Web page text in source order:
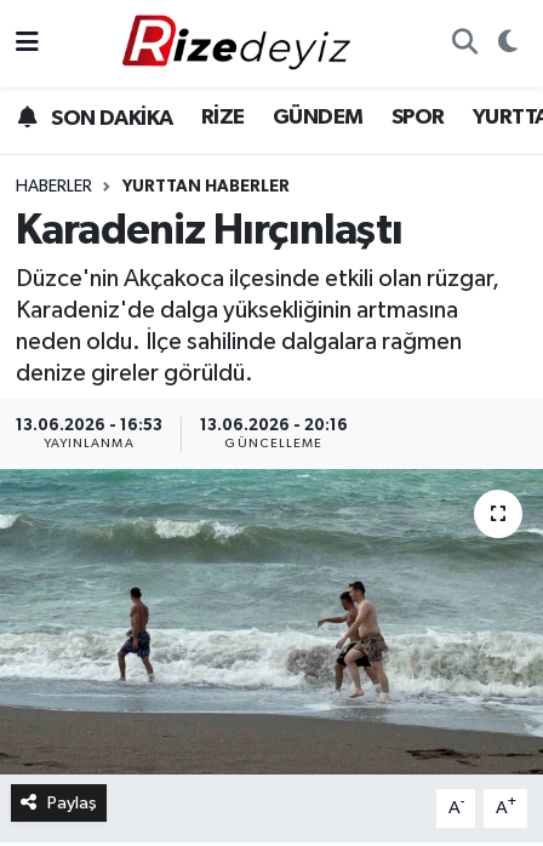
SON DAKİKA RİZE GÜNDEM SPOR
HABERLER YURTTAN HABERLER
Karadeniz Hırçınlaştı
Düzce'nin Akçakoca ilçesinde etkili olan rüzgar,
Karadeniz'de dalga yüksekliğinin artmasına
neden oldu. İlçe sahilinde dalgalara rağmen
denize gireler görüldü.
13.06.2026 - 16:53
YAYINLANMA
13.06.2026 - 20:16
GÜNCELLEME
Paylaş A- A+
Gündem
Yurttan Haberler
Ekonomi
Teknoloji
Rize Hava Durumu
Rize Trafik Yoğunluk Haritası
Süper Lig Puan Durumu ve Fikstür
Tüm Manşetler